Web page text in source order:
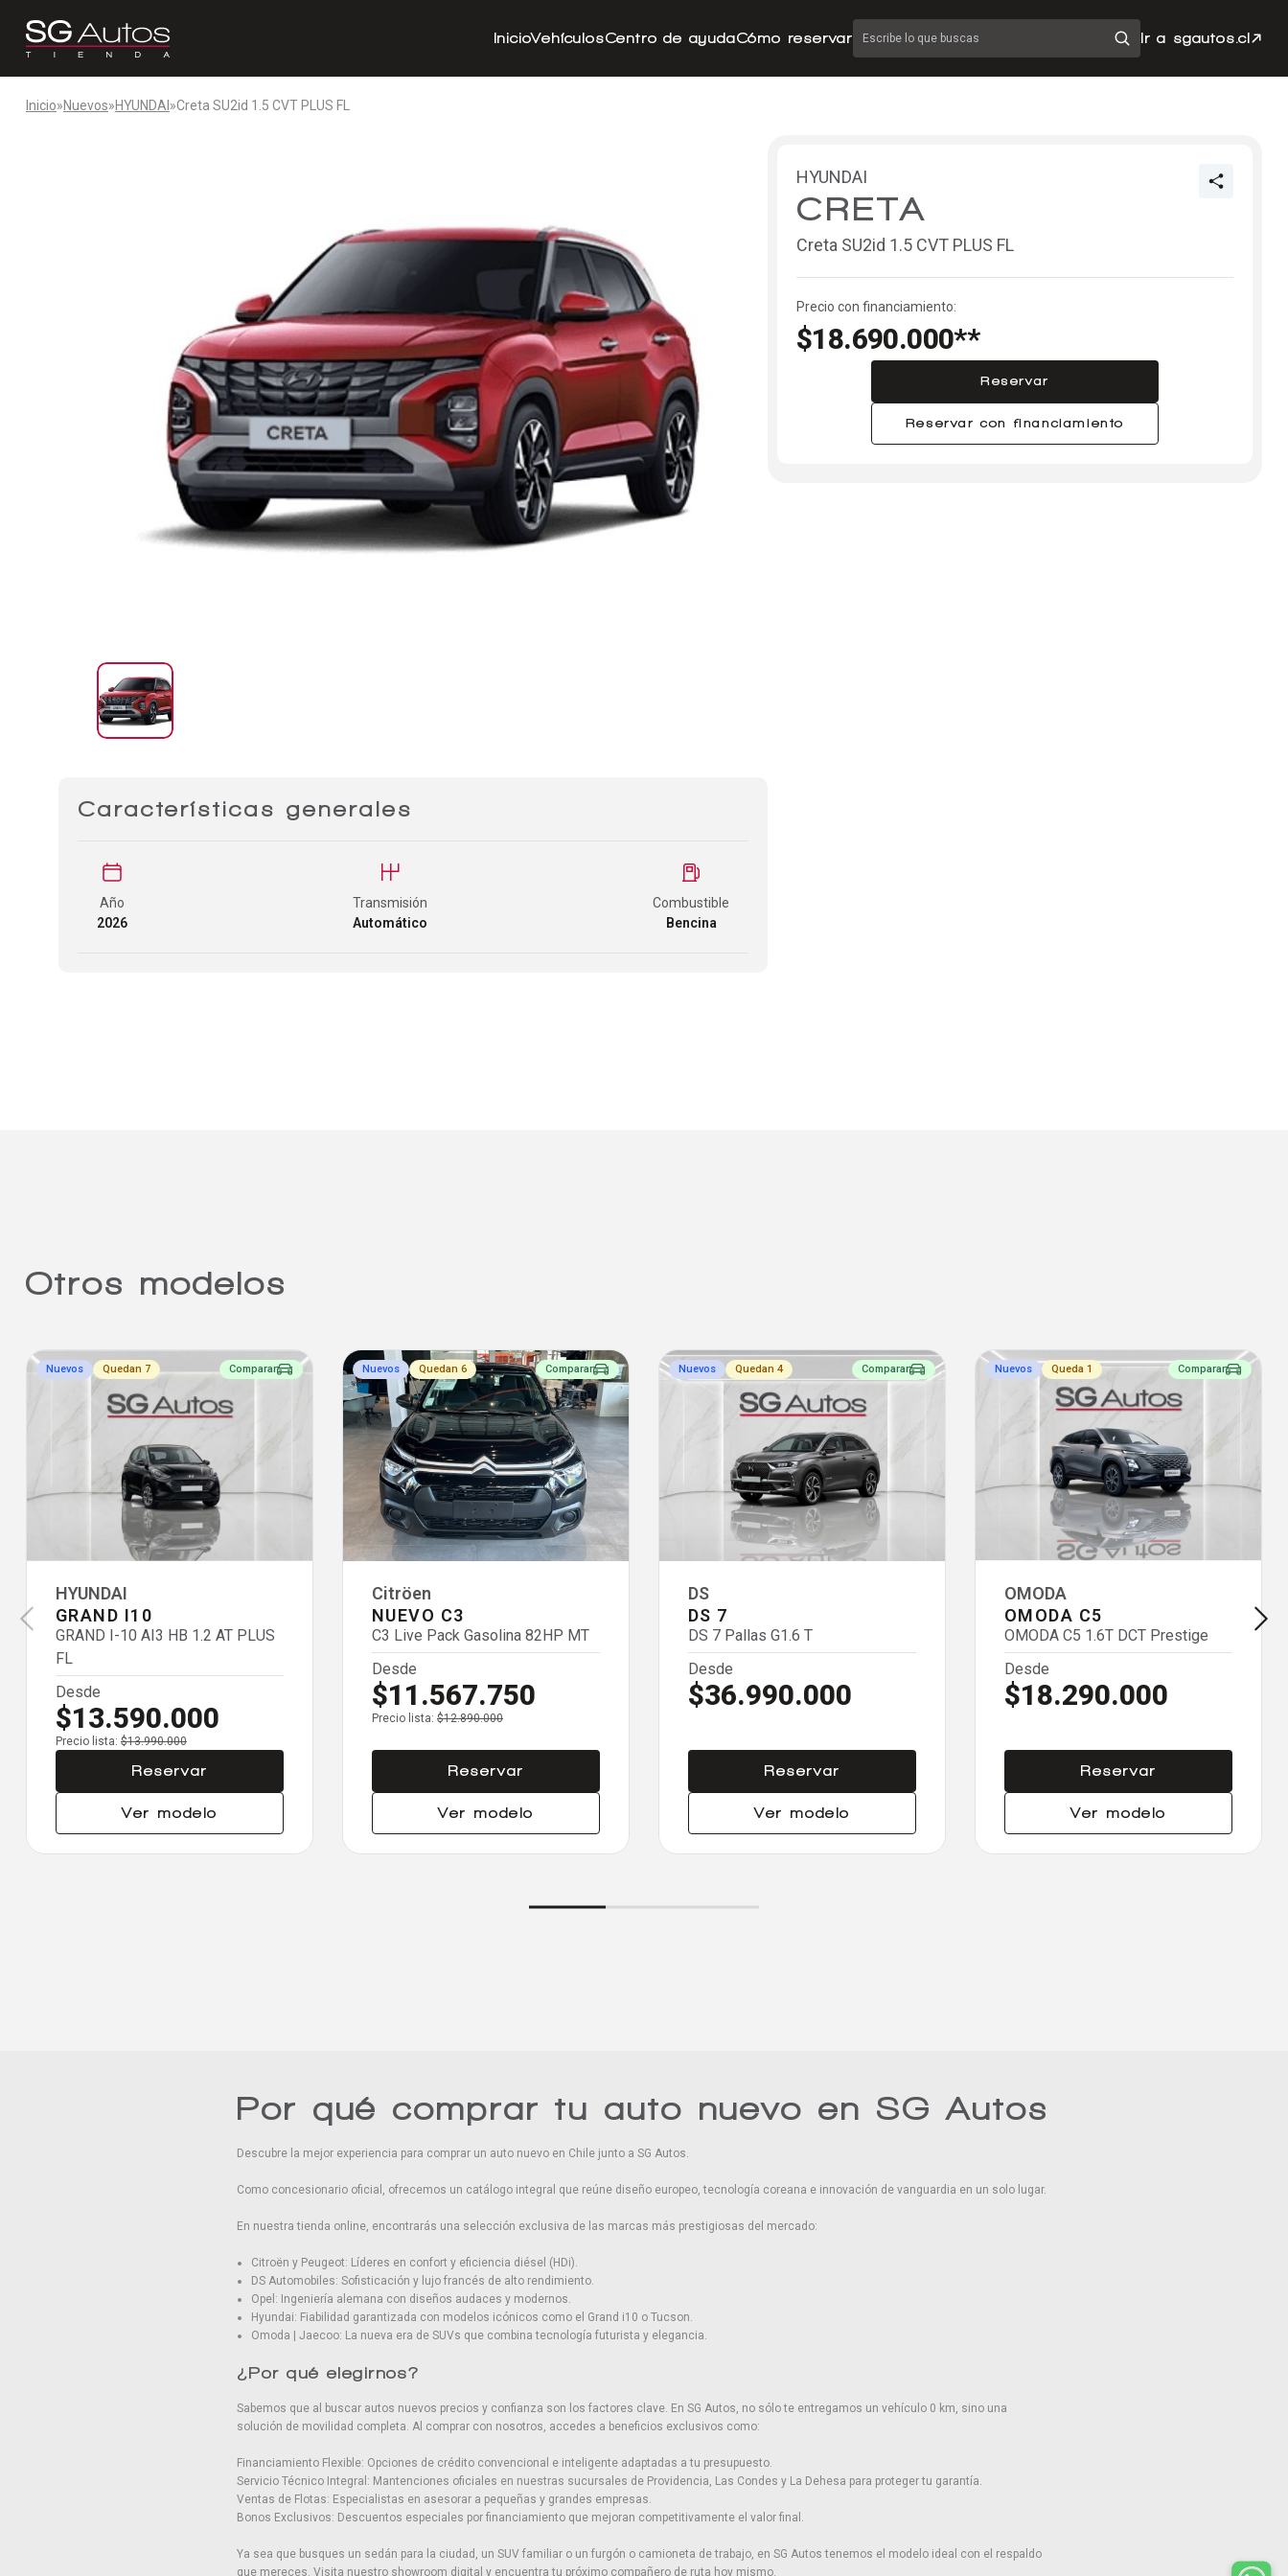
InicioVehículosCentro de ayudaCómo reservar Escribe lo que buscas Ir a sgautos.cl
Inicio»Nuevos»HYUNDAI »Creta SU2id 1.5 CVT PLUS FL
HYUNDAI
CRETA
Creta SU2id 1.5 CVT PLUS FL
Precio con financiamiento:
$18.690.000**
Reservar
Reservar con financiamiento
Características generales
Año
2026
Transmisión
Automático
Combustible
Bencina
Otros modelos
Nuevos Quedan 7 Comparar
HYUNDAI
GRAND I10
GRAND I-10 AI3 HB 1.2 AT PLUS
FL
Desde
$13.590.000
Precio lista: $13.990.000
Reservar
Ver modelo
Nuevos Quedan 6 Comparar
Citröen
NUEVO C3
C3 Live Pack Gasolina 82HP MT
Desde
$11.567.750
Precio lista: $12.890.000
Reservar
Ver modelo
Nuevos Quedan 4 Comparar
DS
DS 7
DS 7 Pallas G1.6 T
Desde
$36.990.000
Reservar
Ver modelo
Nuevos Queda 1 Comparar
OMODA
OMODA C5
OMODA C5 1.6T DCT Prestige
Desde
$18.290.000
Reservar
Ver modelo
Por qué comprar tu auto nuevo en SG Autos
Descubre la mejor experiencia para comprar un auto nuevo en Chile junto a SG Autos.
Como concesionario oficial, ofrecemos un catálogo integral que reúne diseño europeo, tecnología coreana e innovación de vanguardia en un solo lugar.
En nuestra tienda online, encontrarás una selección exclusiva de las marcas más prestigiosas del mercado:
Citroën y Peugeot: Líderes en confort y eficiencia diésel (HDi).
DS Automobiles: Sofisticación y lujo francés de alto rendimiento.
Opel: Ingeniería alemana con diseños audaces y modernos.
Hyundai: Fiabilidad garantizada con modelos icónicos como el Grand i10 o Tucson.
Omoda | Jaecoo: La nueva era de SUVs que combina tecnología futurista y elegancia.
¿Por qué elegirnos?
Sabemos que al buscar autos nuevos precios y confianza son los factores clave. En SG Autos, no sólo te entregamos un vehículo 0 km, sino una
solución de movilidad completa. Al comprar con nosotros, accedes a beneficios exclusivos como:
Financiamiento Flexible: Opciones de crédito convencional e inteligente adaptadas a tu presupuesto.
Servicio Técnico Integral: Mantenciones oficiales en nuestras sucursales de Providencia, Las Condes y La Dehesa para proteger tu garantía.
Ventas de Flotas: Especialistas en asesorar a pequeñas y grandes empresas.
Bonos Exclusivos: Descuentos especiales por financiamiento que mejoran competitivamente el valor final.
Ya sea que busques un sedán para la ciudad, un SUV familiar o un furgón o camioneta de trabajo, en SG Autos tenemos el modelo ideal con el respaldo
que mereces. Visita nuestro showroom digital y encuentra tu próximo compañero de ruta hoy mismo.